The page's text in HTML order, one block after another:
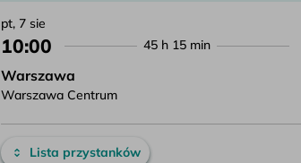
pt, 7 sie
10:00 45 h 15 min
Warszawa
Warszawa Centrum
Lista przystanków